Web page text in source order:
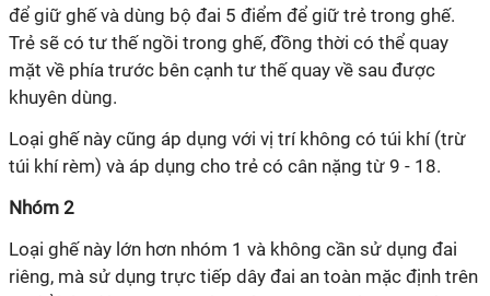
để giữ ghế và dùng bộ đai 5 điểm để giữ trẻ trong ghế.
Trẻ sẽ có tư thế ngồi trong ghế, đồng thời có thể quay
mặt về phía trước bên cạnh tư thế quay về sau được
khuyên dùng.
Loại ghế này cũng áp dụng với vị trí không có túi khí (trừ
túi khí rèm) và áp dụng cho trẻ có cân nặng từ 9 - 18.
Nhóm 2
Loại ghế này lớn hơn nhóm 1 và không cần sử dụng đai
riêng, mà sử dụng trực tiếp dây đai an toàn mặc định trên